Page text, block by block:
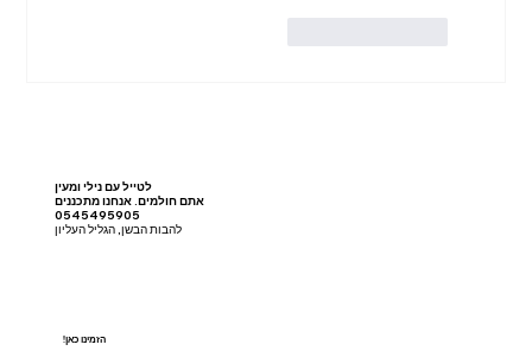
לטייל עם נילי ומעין
אתם חולמים. אנחנו מתכננים
0545495905
להבות הבשן, הגליל העליון
!הזמינו כאן